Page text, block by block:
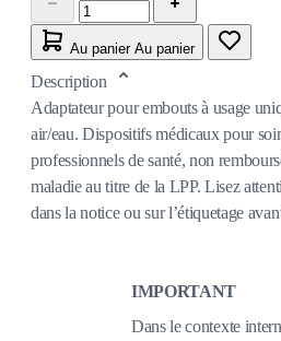
Au panier Au panier
Description
Adaptateur pour embouts à usage
air/eau. Dispositifs médicaux pour
professionnels de santé, non
maladie au titre de la LPP. Lisez
dans la notice ou sur l’étiquetage
IMPORTANT
Dans le contexte